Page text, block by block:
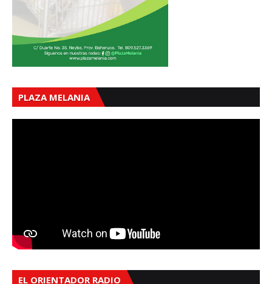
PLAZA MELANIA
EL ORIENTADOR RADIO